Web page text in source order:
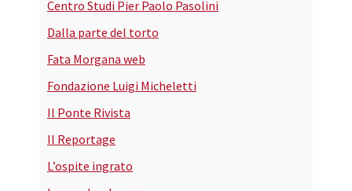
Centro Studi Pier Paolo Pasolini
Dalla parte del torto
Fata Morgana web
Fondazione Luigi Micheletti
Il Ponte Rivista
Il Reportage
L’ospite ingrato